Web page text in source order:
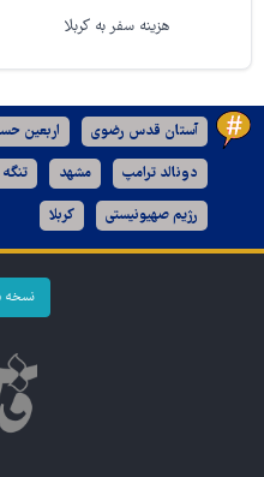
هزینه سفر به کربلا
آستان قدس رضوی اربعین
دونالد ترامپ مشهد
رژیم صهیونیستی کربلا
نسخه